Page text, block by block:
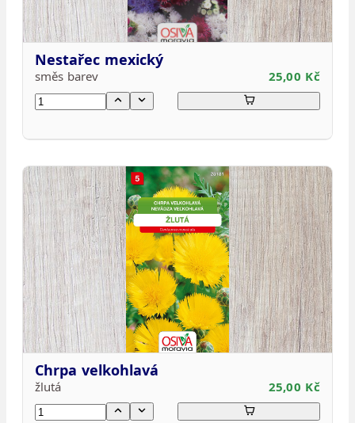
Nestařec mexický
směs barev 25,00 Kč
Chrpa velkohlavá
žlutá 25,00 Kč